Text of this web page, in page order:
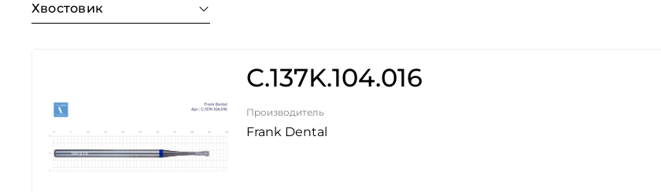
Хвостовик
C.137K.104.016
Производитель
Frank Dental